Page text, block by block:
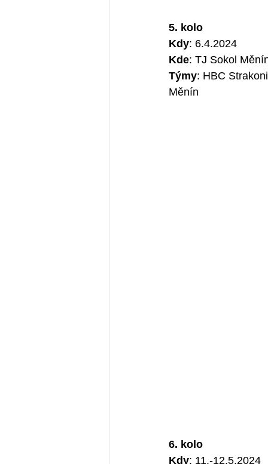
5. kolo
Kdy: 6.4.2024
Kde: TJ Sokol
Týmy: HBC
Měnín
6. kolo
Kdy: 11.-12.5.2024